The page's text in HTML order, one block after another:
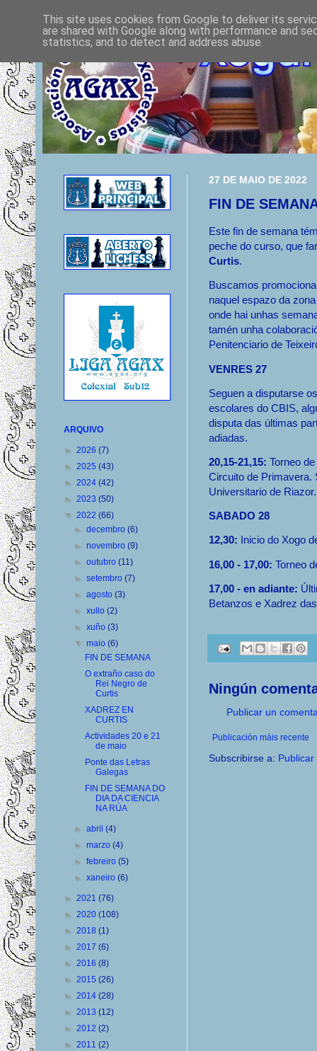
27 DE MAIO DE 2022
FIN DE
Este fin de semana
peche do curso, que
Curtis.
Buscamos
naquel espazo da
onde hai unhas
tamén unha
Penitenciario de
VENRES 27
Seguen a disputarse
escolares do CBIS,
disputa das últimas
adiadas.
20,15-21,15: Torneo
Circuito de Primavera.
Universitario de Riazor.
SABADO 28
12,30: Inicio do Xogo
16,00 - 17,00: Torneo
17,00 - en adiante:
Betanzos e Xadrez
Ningún
Publicar un
Publicación máis recente
Subscribirse a:
ARQUIVO
► 2026 (7)
► 2025 (43)
► 2024 (42)
► 2023 (50)
▼ 2022 (66)
►decembro(6)
►novembro(9)
►outubro(11)
►setembro(7)
►agosto(3)
►xullo(2)
►xuño(3)
▼maio(6)
FIN DE SEMANA
O extraño caso do
Rei Negro de
Curtis
XADREZ EN
CURTIS
Actividades 20 e 21
de maio
Ponte das Letras
Galegas
FIN DE SEMANA DO
DIA DA CIENCIA
NA RÚA
►abril(4)
►marzo(4)
►febreiro(5)
►xaneiro(6)
► 2021 (76)
► 2020 (108)
► 2018 (1)
► 2017 (6)
► 2016 (8)
► 2015 (26)
► 2014 (28)
► 2013 (12)
► 2012 (2)
► 2011 (2)
This site uses cookies from Google to deliver its
are shared with Google along with performance and
statistics, and to detect and address abuse.